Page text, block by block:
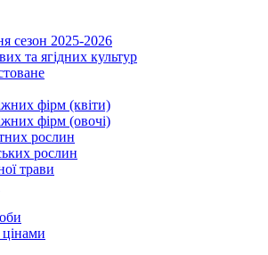
сезон 2025-2026
та ягідних культур
фірм (квіти)
фірм (овочі)
рослин
рослин
трави